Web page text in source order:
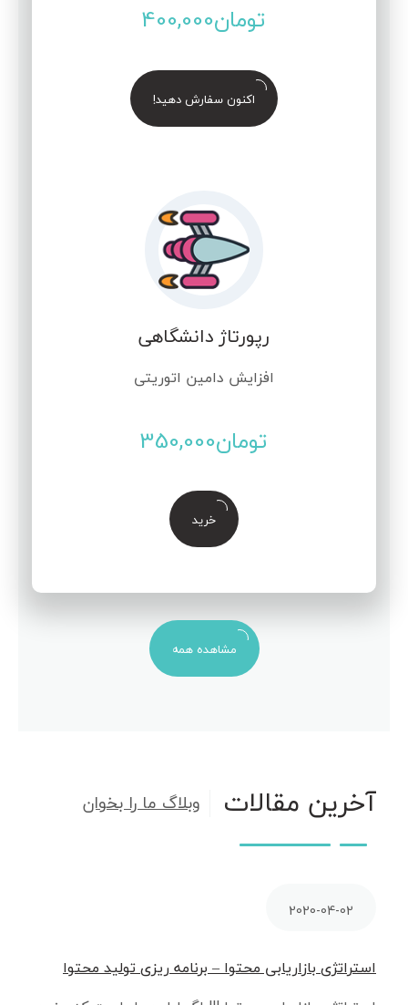
تومان400,000
اکنون سفارش دهید!
رپورتاژ دانشگاهی
افزایش دامین اتوریتی
تومان350,000
خرید
مشاهده همه
آخرین مقالات وبلاگ ما را بخوان
2020-04-02
استراتژی بازاریابی محتوا – برنامه ریزی تولید محتوا